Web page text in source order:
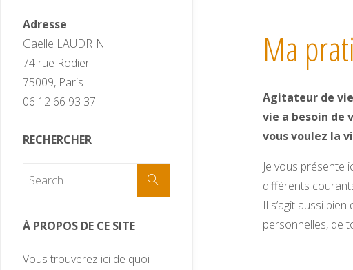
Ma
Agitateur de
vie a besoin de
vous voulez la
Je vous présente
différents
Il s’agit aussi
personnelles, de
Adresse
Gaelle LAUDRIN
74 rue Rodier
75009, Paris
06 12 66 93 37
RECHERCHER
À PROPOS DE CE SITE
Vous trouverez ici de quoi